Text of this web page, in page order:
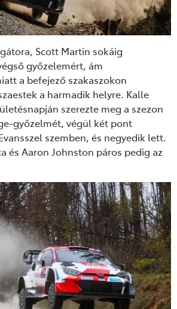
Scott Martin sokáig
győzelemért, ám
a befejező szakaszokon
a harmadik helyre. Kalle
szerezte meg a szezon
győzelmét, végül két pont
szemben, és negyedik lett.
és Aaron Johnston páros pedig az